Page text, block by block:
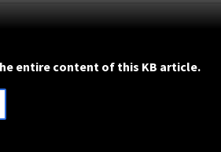
entire content of this KB article.